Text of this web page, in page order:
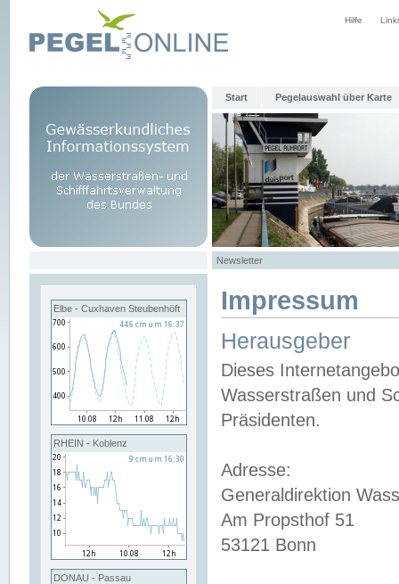
Hilfe
Start Pegelauswahl über Karte
Newsletter
Elbe - Cuxhaven Steubenhöft
RHEIN - Koblenz
DONAU - Passau
Impressum
Herausgeber
Dieses
Wasserstraßen und
Präsidenten.
Adresse:
Generaldirektion
Am Propsthof 51
53121 Bonn